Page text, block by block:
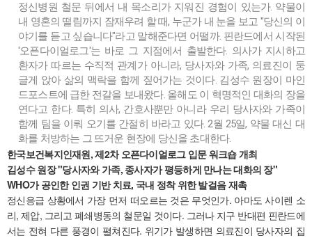
정신병원 철문 뒤에서 내 목소리가 지워진 경험이 있는가. 약물이
내 영혼의 떨림까지 잠재우려 할 때, 누군가 내 눈을 보고 "당신의 이
야기를 듣고 싶습니다"라고 말해준다면 어떨까. 핀란드에서 시작된
'오픈다이얼로그'는 바로 그 지점에서 출발한다. 의사가 지시하고
환자가 따르는 수직적 관계가 아니라, 당사자와 가족, 의료진이 둥
글게 앉아 삶의 맥락을 함께 짚어가는 것이다. 김성수 원장이 마인
드포스트에 급한 전갈을 보내왔다. 올해도 이 혁명적인 대화의 장을
연다고 한다. 특히 의사, 간호사뿐만 아니라 우리 당사자와 가족이
함께 팀을 이뤄 오기를 간절히 바라고 있다. 2월 25일, 약물 대신 대
화를 처방하는 그 뜨거운 현장에 당신을 초대한다.
한국보건복지인재원, 제2차 오픈다이얼로그 입문 워크숍 개최
김성수 원장 "당사자와 가족, 종사자가 평등하게 만나는 대화의 장"
WHO가 공인한 인권 기반 치료, 국내 정착 위한 발걸음 재촉
정신응급 상황에서 가장 먼저 떠오르는 것은 무엇인가. 아마도 사이렌 소
리, 제압, 그리고 폐쇄병동의 철문일 것이다. 그러나 지구 반대편 핀란드에
서는 전혀 다른 풍경이 펼쳐진다. 위기가 발생하면 의료진이 당사자의 집